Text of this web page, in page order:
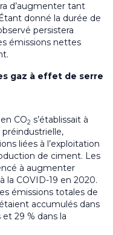
d’augmenter tant
donné la durée de
persistera
émissions nettes
gaz à effet de serre
CO2 s’établissait à
préindustrielle,
liées à l’exploitation
de ciment. Les
à augmenter
la COVID-19 en 2020.
émissions totales de
accumulés dans
et 29 % dans la